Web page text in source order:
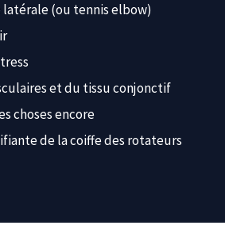
(ou tennis elbow)
et du tissu conjonctif
choses encore
de la coiffe des rotateurs